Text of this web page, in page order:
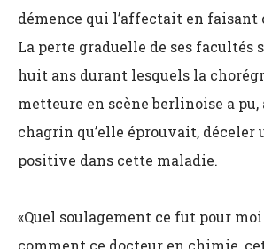
démence qui l’affectait en faisant
La perte graduelle de ses facultés
huit ans durant lesquels la
metteure en scène berlinoise a pu,
chagrin qu’elle éprouvait, déceler
positive dans cette maladie.
«Quel soulagement ce fut pour
comment ce docteur en chimie,